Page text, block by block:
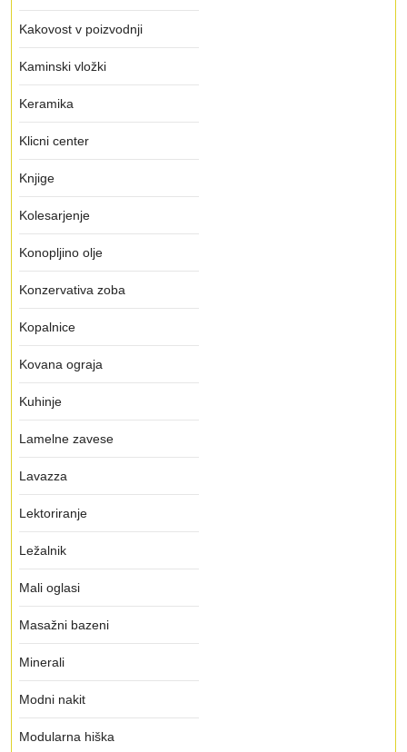
Kakovost v poizvodnji
Kaminski vložki
Keramika
Klicni center
Knjige
Kolesarjenje
Konopljino olje
Konzervativa zoba
Kopalnice
Kovana ograja
Kuhinje
Lamelne zavese
Lavazza
Lektoriranje
Ležalnik
Mali oglasi
Masažni bazeni
Minerali
Modni nakit
Modularna hiška